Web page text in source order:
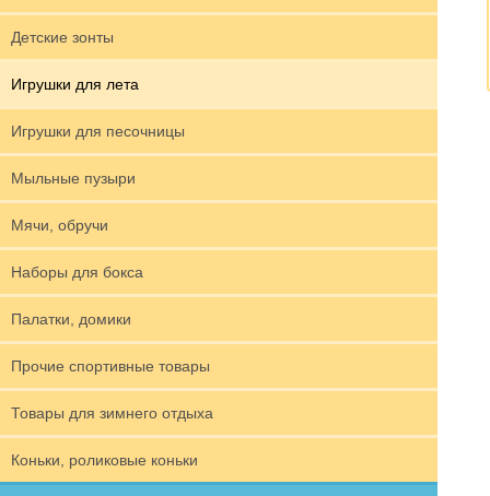
Детские зонты
Игрушки для лета
Игрушки для песочницы
Мыльные пузыри
Мячи, обручи
Наборы для бокса
Палатки, домики
Прочие спортивные товары
Товары для зимнего отдыха
Коньки, роликовые коньки